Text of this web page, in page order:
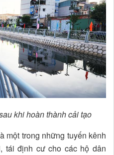
khi hoàn thành cải tạo
một trong những tuyến kênh
tái định cư cho các hộ dân